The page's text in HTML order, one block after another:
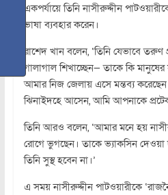
একপর্যায়ে তিনি নাসীরুদ্দীন
ভাষা ব্যবহার করেন।
রাশেদ খান বলেন, ‘তিনি যেভাবে তরুণ
গালাগাল শিখাচ্ছেন— তাকে কি
আমার নিজ জেলায় এসে মন্তব্য
ঝিনাইদহে আসেন, আমি আপনাকে
তিনি আরও বলেন, ‘আমার মনে হয়
রোগে ভুগছেন। তাকে ভ্যাকসিন দেওয়া
তিনি সুস্থ হবেন না।’
এ সময় নাসীরুদ্দীন পাটওয়ারীকে